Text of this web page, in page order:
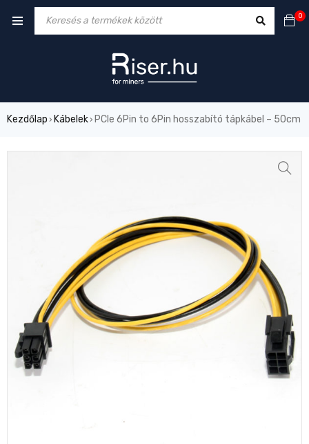
0
Kezdőlap › Kábelek› PCIe 6Pin to 6Pin hosszabító tápkábel – 50cm